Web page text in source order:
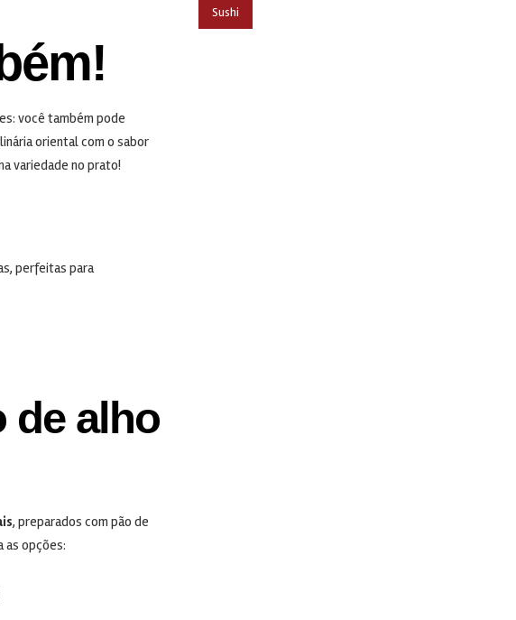
você também pode
oriental com o sabor
variedade no prato!
perfeitas para
de alho
, preparados com pão de
as opções:
Sushi